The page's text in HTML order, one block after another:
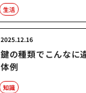
生活
鍵の種類でこんなに
体例
2025.12.16
知識